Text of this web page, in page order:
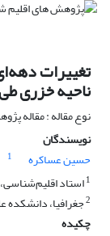
تغییرات
ناحیه خزری
نوع مقاله : مقاله
نویسندگان
حسین عساکره
1
1استاد
2جغرافیا، دانشکده
چکیده